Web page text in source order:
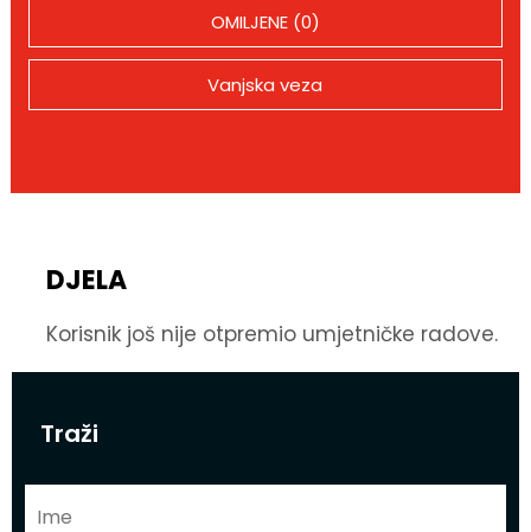
Traži
OMILJENE (0)
Vanjska veza
DJELA
Korisnik još nije otpremio umjetničke radove.